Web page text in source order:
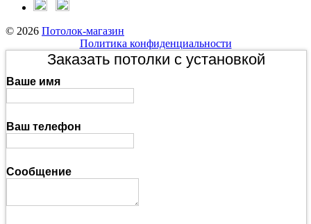
© 2026 Потолок-магазин
Политика конфиденциальности
Заказать потолки с установкой
Ваше имя
Ваш телефон
Сообщение